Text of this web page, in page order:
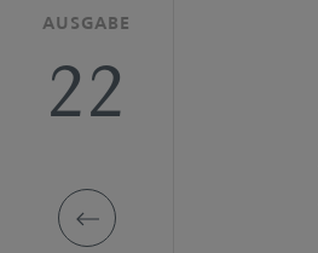
AUSGABE
22